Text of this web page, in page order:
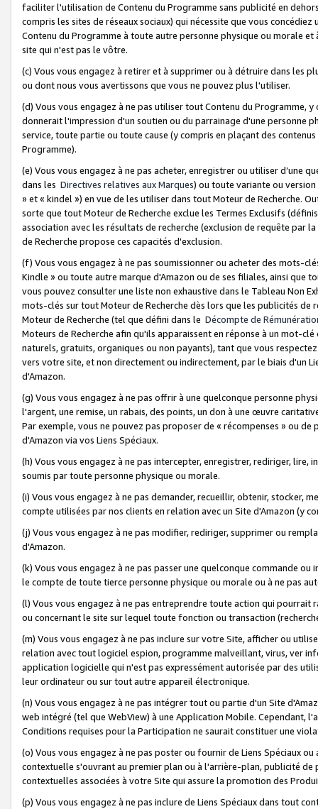
faciliter l'utilisation de Contenu du Programme sans publicité en
compris les sites de réseaux sociaux) qui nécessite que vous
Contenu du Programme à toute autre personne physique ou morale
site qui n'est pas le vôtre.
(c) Vous vous engagez à retirer et à supprimer ou à détruire dans les
ou dont nous vous avertissons que vous ne pouvez plus l'utiliser.
(d) Vous vous engagez à ne pas utiliser tout Contenu du Programme,
donnerait l'impression d'un soutien ou du parrainage d'une personne
service, toute partie ou toute cause (y compris en plaçant des
Programme).
(e) Vous vous engagez à ne pas acheter, enregistrer ou utiliser d’une
dans les Directives relatives aux Marques) ou toute variante ou
» et « kindel ») en vue de les utiliser dans tout Moteur de Recherche.
sorte que tout Moteur de Recherche exclue les Termes Exclusifs
association avec les résultats de recherche (exclusion de requête
de Recherche propose ces capacités d'exclusion.
(f) Vous vous engagez à ne pas soumissionner ou acheter des mots-
Kindle » ou toute autre marque d'Amazon ou de ses filiales, ainsi que
vous pouvez consulter une liste non exhaustive dans le Tableau Non
mots-clés sur tout Moteur de Recherche dès lors que les publicités de
Moteur de Recherche (tel que défini dans le Décompte de
Moteurs de Recherche afin qu'ils apparaissent en réponse à un mot-
naturels, gratuits, organiques ou non payants), tant que vous
vers votre site, et non directement ou indirectement, par le biais d'un
d'Amazon.
(g) Vous vous engagez à ne pas offrir à une quelconque personne
l'argent, une remise, un rabais, des points, un don à une œuvre
Par exemple, vous ne pouvez pas proposer de « récompenses » ou
d'Amazon via vos Liens Spéciaux.
(h) Vous vous engagez à ne pas intercepter, enregistrer, rediriger,
soumis par toute personne physique ou morale.
(i) Vous vous engagez à ne pas demander, recueillir, obtenir, stocker,
compte utilisées par nos clients en relation avec un Site d'Amazon (y
(j) Vous vous engagez à ne pas modifier, rediriger, supprimer ou
d'Amazon.
(k) Vous vous engagez à ne pas passer une quelconque commande
le compte de toute tierce personne physique ou morale ou à ne pas
(l) Vous vous engagez à ne pas entreprendre toute action qui
ou concernant le site sur lequel toute fonction ou transaction
(m) Vous vous engagez à ne pas inclure sur votre Site, afficher ou
relation avec tout logiciel espion, programme malveillant, virus, ver
application logicielle qui n'est pas expressément autorisée par des
leur ordinateur ou sur tout autre appareil électronique.
(n) Vous vous engagez à ne pas intégrer tout ou partie d'un Site
web intégré (tel que WebView) à une Application Mobile. Cependant,
Conditions requises pour la Participation ne saurait constituer une
(o) Vous vous engagez à ne pas poster ou fournir de Liens Spéciaux
contextuelle s'ouvrant au premier plan ou à l'arrière-plan, publicité
contextuelles associées à votre Site qui assure la promotion des
(p) Vous vous engagez à ne pas inclure de Liens Spéciaux dans tout